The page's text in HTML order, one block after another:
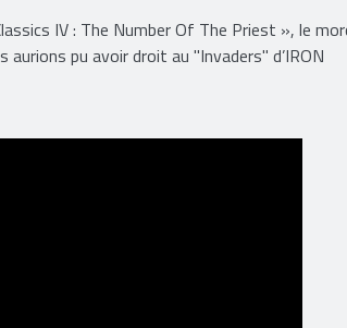
IV : The Number Of The Priest », le
pu avoir droit au "Invaders" d’IRON